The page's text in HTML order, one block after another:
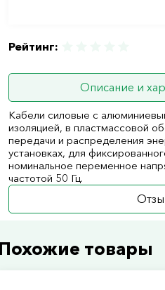
Рейтинг:
Описание и
Кабели силовые с
изоляцией, в пластмассовой
передачи и распределения
установках, для
номинальное переменное
частотой 50 Гц.
товары